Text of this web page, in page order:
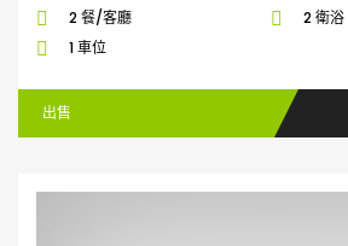
2 餐/客廳
2 衛浴
1 車位
出售